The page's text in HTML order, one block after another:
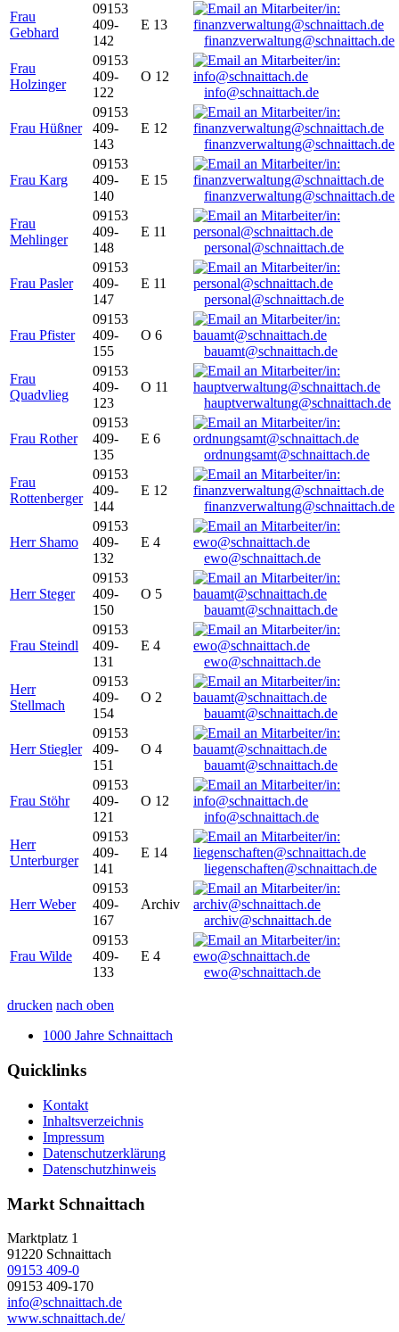
Frau
Gebhard
09153
409-
142
E 13
finanzverwaltung@schnaittach.de
Frau
Holzinger
09153
409-
122
O 12
info@schnaittach.de
Frau Hüßner
09153
409-
143
E 12
finanzverwaltung@schnaittach.de
Frau Karg
09153
409-
140
E 15
finanzverwaltung@schnaittach.de
Frau
Mehlinger
09153
409-
148
E 11
personal@schnaittach.de
Frau Pasler
09153
409-
147
E 11
personal@schnaittach.de
Frau Pfister
09153
409-
155
O 6
bauamt@schnaittach.de
Frau
Quadvlieg
09153
409-
123
O 11
hauptverwaltung@schnaittach.de
Frau Rother
09153
409-
135
E 6
ordnungsamt@schnaittach.de
Frau
Rottenberger
09153
409-
144
E 12
finanzverwaltung@schnaittach.de
Herr Shamo
09153
409-
132
E 4
ewo@schnaittach.de
Herr Steger
09153
409-
150
O 5
bauamt@schnaittach.de
Frau Steindl
09153
409-
131
E 4
ewo@schnaittach.de
Herr
Stellmach
09153
409-
154
O 2
bauamt@schnaittach.de
Herr Stiegler
09153
409-
151
O 4
bauamt@schnaittach.de
Frau Stöhr
09153
409-
121
O 12
info@schnaittach.de
Herr
Unterburger
09153
409-
141
E 14
liegenschaften@schnaittach.de
Herr Weber
09153
409-
167
Archiv
archiv@schnaittach.de
Frau Wilde
09153
409-
133
E 4
ewo@schnaittach.de
drucken nach oben
1000 Jahre Schnaittach
Quicklinks
Kontakt
Inhaltsverzeichnis
Impressum
Datenschutzerklärung
Datenschutzhinweis
Markt Schnaittach
Marktplatz 1
91220 Schnaittach
09153 409-0
09153 409-170
info@schnaittach.de
www.schnaittach.de/